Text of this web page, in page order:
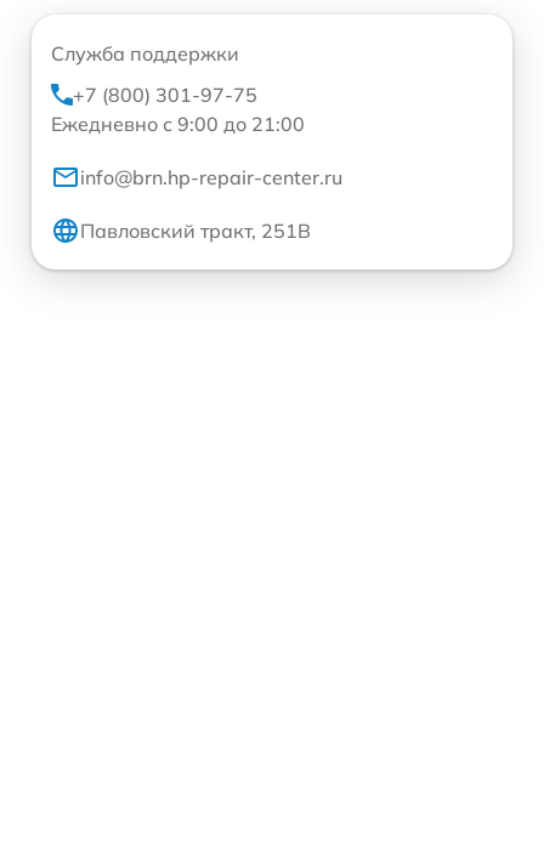
Служба поддержки
+7 (800) 301-97-75
Ежедневно с 9:00 до 21:00
info@brn.hp-repair-center.ru
Павловский тракт, 251В